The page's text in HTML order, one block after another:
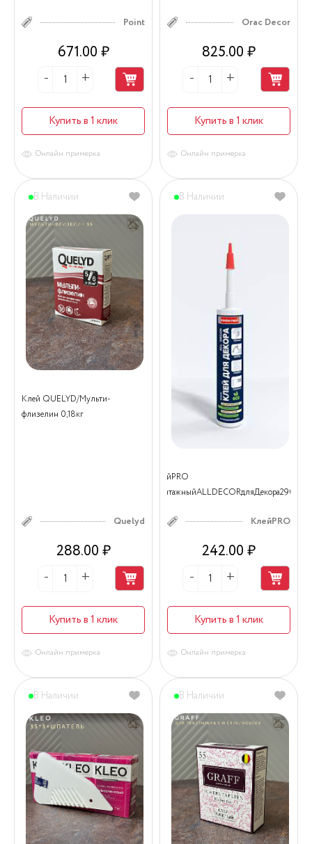
Point
671.00 ₽
Купить в 1 клик
Онлайн примерка
Orac Decor
825.00 ₽
Купить в 1 клик
Онлайн примерка
Клей QUELYD/Мульти-
флизелин 0,18кг
Quelyd
288.00 ₽
Купить в 1 клик
В Наличии
Онлайн примерка
КлейPRO
МонтажныйALLDECORдляДекора290мл
КлейPRO
242.00 ₽
Купить в 1 клик
В Наличии
Онлайн примерка
В Наличии В Наличии